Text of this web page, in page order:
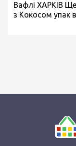
Вафлі ХАРКІВ
з Кокосом упак